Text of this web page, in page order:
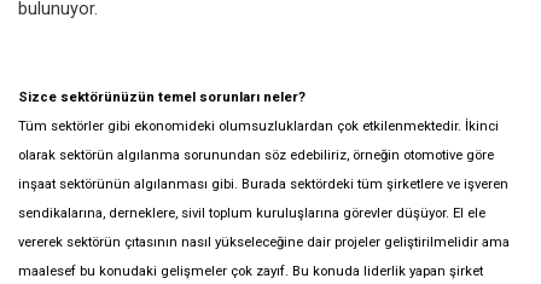
bulunuyor.
Sizce sektörünüzün temel sorunları neler?
Tüm sektörler gibi ekonomideki olumsuzluklardan çok etkilenmektedir. İkinci
olarak sektörün algılanma sorunundan söz edebiliriz, örneğin otomotive göre
inşaat sektörünün algılanması gibi. Burada sektördeki tüm şirketlere ve işveren
sendikalarına, derneklere, sivil toplum kuruluşlarına görevler düşüyor. El ele
vererek sektörün çıtasının nasıl yükseleceğine dair projeler geliştirilmelidir ama
maalesef bu konudaki gelişmeler çok zayıf. Bu konuda liderlik yapan şirket